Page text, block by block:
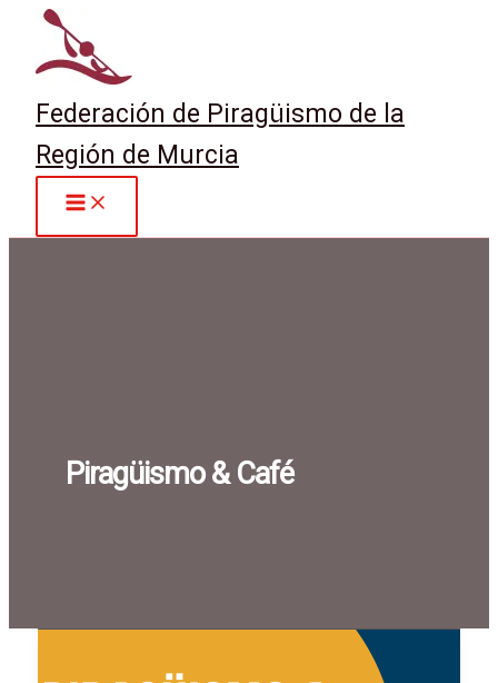
Federación de Piragüismo de la
Región de Murcia
Piragüismo & Café